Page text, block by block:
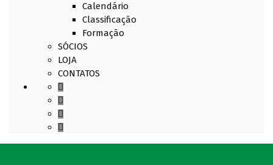
Calendário
Classificação
Formação
SÓCIOS
LOJA
CONTATOS